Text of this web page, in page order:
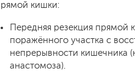
кишки:
Передняя резекция прямой
поражённого участка с
непрерывности кишечника
анастомоза).